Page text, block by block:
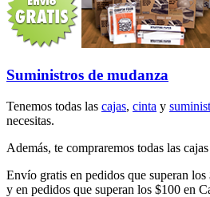
Suministros de mudanza
Tenemos todas las cajas, cinta y
necesitas.
Además, te compraremos todas las
Envío gratis en pedidos que superan
y en pedidos que superan los $100 en